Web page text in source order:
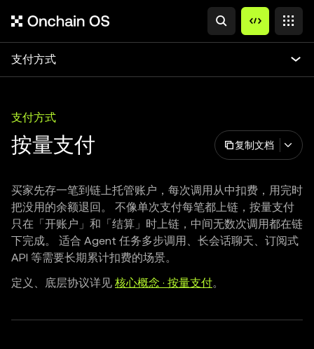
支付方式
支付方式
按量支付 复制文档
买家先存一笔到链上托管账户，每次调用从中扣费，用完时
把没用的余额退回。 不像单次支付每笔都上链，按量支付
只在「开账户」和「结算」时上链，中间无数次调用都在链
下完成。 适合 Agent 任务多步调用、长会话聊天、订阅式
API 等需要长期累计扣费的场景。
定义、底层协议详见 核心概念 · 按量支付。